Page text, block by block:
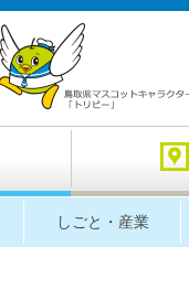
しごと・産業